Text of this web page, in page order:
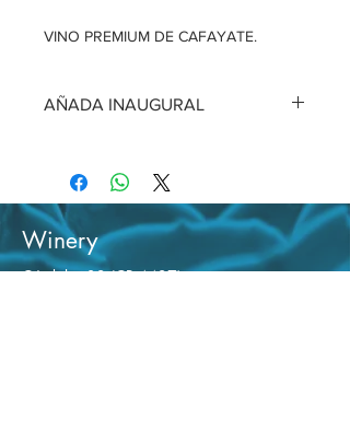
VINO PREMIUM DE CAFAYATE.
AÑADA INAUGURAL
GARNACHA 2022
Winery
Córdoba 32 (CP 4427)